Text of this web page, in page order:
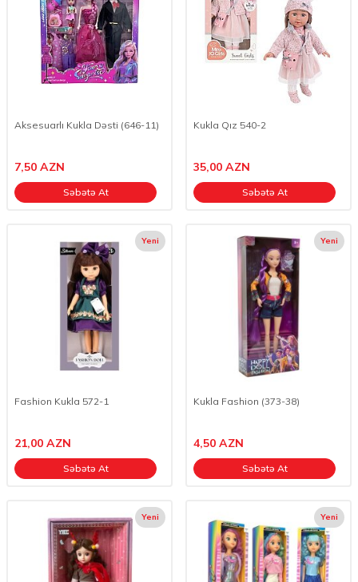
Aksesuarlı Kukla Dəsti (646-11)
7,50 AZN
Səbətə At
Kukla Qız 540-2
35,00 AZN
Səbətə At
Yeni
Fashion Kukla 572-1
21,00 AZN
Səbətə At
Yeni
Kukla Fashion (373-38)
4,50 AZN
Səbətə At
Yeni Yeni